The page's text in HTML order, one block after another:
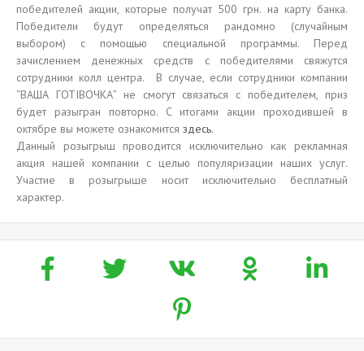
победителей акции, которые получат 500 грн. на карту банка.
Победители будут определяться рандомно (случайным
выбором) с помощью специальной программы. Перед
зачислением денежных средств с победителями свяжутся
сотрудники колл центра. В случае, если сотрудники компании
“ВАША ГОТІВОЧКА” не смогут связаться с победителем, приз
будет разыгран повторно. С итогами акции проходившей в
октябре вы можете ознакомится здесь.
Данный розыгрыш проводится исключительно как рекламная
акция нашей компании с целью популяризации наших услуг.
Участие в розыгрыше носит исключительно бесплатный
характер.